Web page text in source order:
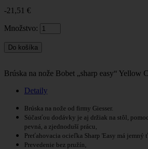
-21,51 €
Množstvo:
Brúska na nože Bobet „sharp easy“ Yellow
Detaily
Brúska na nože od firmy Giesser.
Súčasťou dodávky je aj držiak na stôl,
pevná, a zjednoduší prácu,
Preťahovacia ocieľka Sharp 'Easy má jemný
Prevedenie bez pružín,